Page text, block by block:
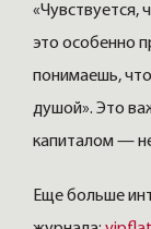
«Чувствуется,
это особенно
понимаешь, что
душой». Это
капиталом —
Еще больше